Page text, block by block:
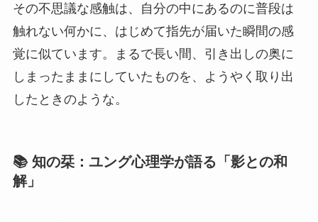
その不思議な感触は、自分の中にあるのに普段は
触れない何かに、はじめて指先が届いた瞬間の感
覚に似ています。まるで長い間、引き出しの奥に
しまったままにしていたものを、ようやく取り出
したときのような。
📚 知の栞：ユング心理学が語る「影との和
解」